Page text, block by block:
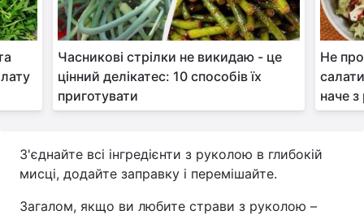
Часникові стрілки не викидаю - це
цінний делікатес: 10 способів їх
приготувати
Не
наче
З'єднайте всі інгредієнти з руколою в глибокій
мисці, додайте заправку і перемішайте.
Загалом, якщо ви любите страви з руколою –